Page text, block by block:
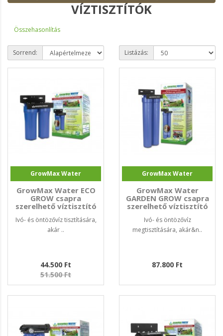
VÍZTISZTÍTÓK
Összehasonlítás
Sorrend: Listázás:
GrowMax Water
GrowMax Water ECO
GROW csapra
szerelhető víztisztító
Ivó- és öntözővíz tisztítására,
akár ..
44.500 Ft
51.500 Ft
GrowMax Water
GrowMax Water
GARDEN GROW csapra
szerelhető víztisztító
Ivó- és öntözővíz
megtisztítására, akár&n..
87.800 Ft